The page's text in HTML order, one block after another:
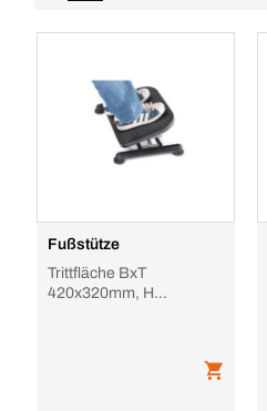
Fußstütze
Trittfläche BxT
420x320mm, H